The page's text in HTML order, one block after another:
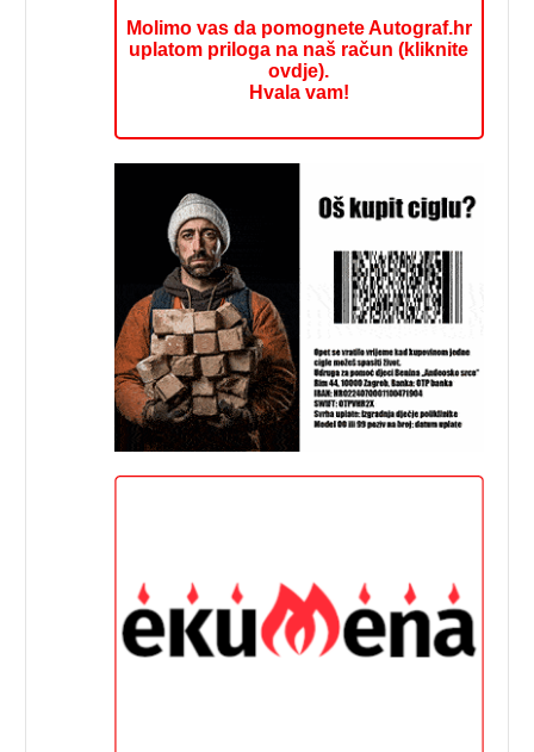
Molimo vas da pomognete Autograf.hr
uplatom priloga na naš račun (kliknite
ovdje).
Hvala vam!